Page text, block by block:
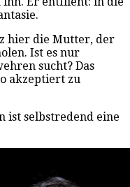
hier die Mutter, der
Ist es nur
sucht? Das
akzeptiert zu
ist selbstredend eine